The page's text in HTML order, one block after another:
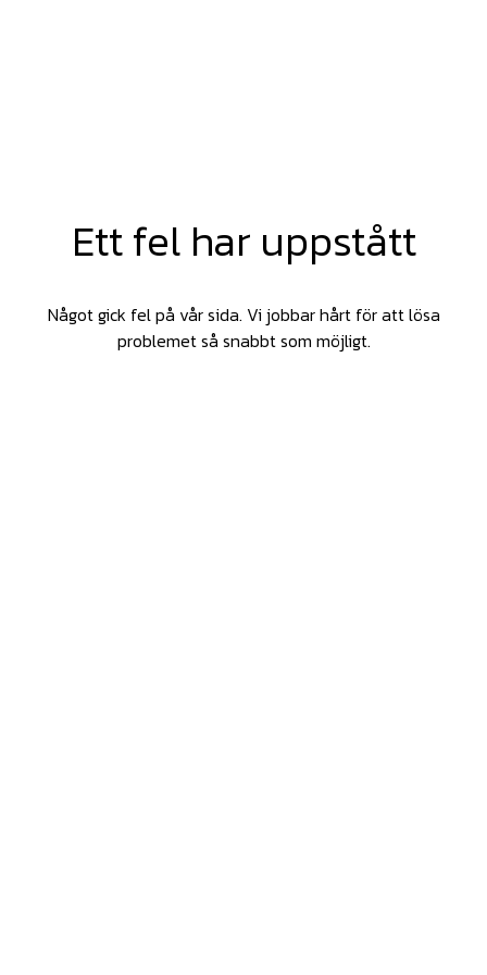
Ett fel har uppstått
Något gick fel på vår sida. Vi jobbar hårt för att lösa
problemet så snabbt som möjligt.